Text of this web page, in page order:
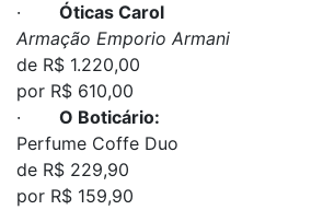
· Óticas Carol
Armação Emporio Armani
de R$ 1.220,00
por R$ 610,00
· O Boticário:
Perfume Coffe Duo
de R$ 229,90
por R$ 159,90